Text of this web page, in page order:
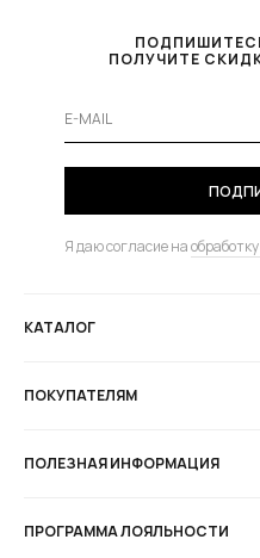
ПОЛУЧИТЕ
Я даю согласие на
КАТАЛОГ
ПОКУПАТЕЛЯМ
ПОЛЕЗНАЯ ИНФОРМАЦИЯ
ПРОГРАММА ЛОЯЛЬНОСТИ